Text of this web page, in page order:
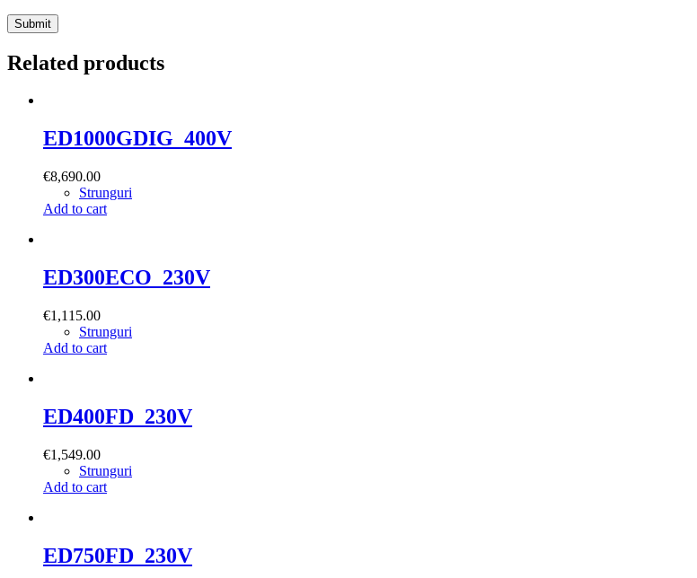
Submit
Related products
ED1000GDIG_400V
€8,690.00
Strunguri
Add to cart
ED300ECO_230V
€1,115.00
Strunguri
Add to cart
ED400FD_230V
€1,549.00
Strunguri
Add to cart
ED750FD_230V